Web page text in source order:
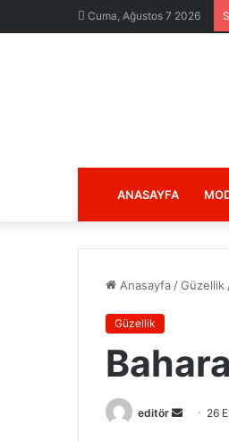
Cuma, Ağustos 7 2026
ANASAYFA
Anasayfa /Güzellik
Güzellik
editör
Bir
26